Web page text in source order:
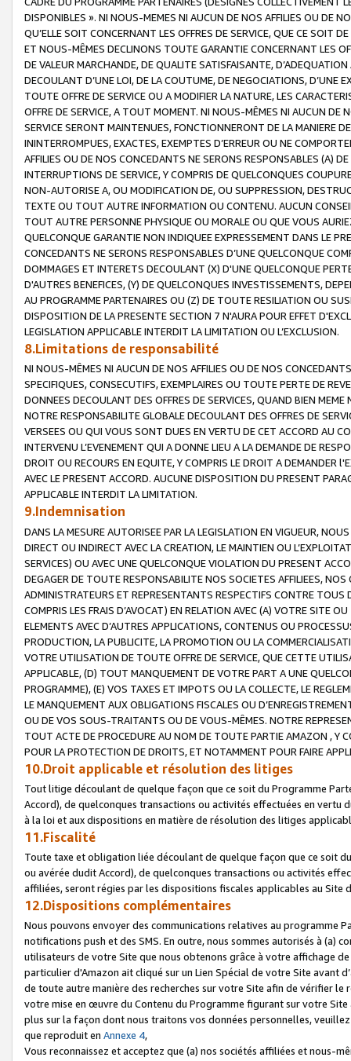
DISPONIBLES ». NI NOUS-MEMES NI AUCUN DE NOS AFFILIES OU DE
QU’ELLE SOIT CONCERNANT LES OFFRES DE SERVICE, QUE CE SOIT
ET NOUS-MÊMES DECLINONS TOUTE GARANTIE CONCERNANT LES
DE VALEUR MARCHANDE, DE QUALITE SATISFAISANTE,
DECOULANT D’UNE LOI, DE LA COUTUME, DE NEGOCIATIONS, D’UNE
TOUTE OFFRE DE SERVICE OU A MODIFIER LA NATURE, LES
OFFRE DE SERVICE, A TOUT MOMENT. NI NOUS-MÊMES NI AUCUN DE
SERVICE SERONT MAINTENUES, FONCTIONNERONT DE LA MANIERE
ININTERROMPUES, EXACTES, EXEMPTES D’ERREUR OU NE
AFFILIES OU DE NOS CONCEDANTS NE SERONS RESPONSABLES (A)
INTERRUPTIONS DE SERVICE, Y COMPRIS DE QUELCONQUES
NON-AUTORISE A, OU MODIFICATION DE, OU SUPPRESSION,
TEXTE OU TOUT AUTRE INFORMATION OU CONTENU. AUCUN
TOUT AUTRE PERSONNE PHYSIQUE OU MORALE OU QUE VOUS
QUELCONQUE GARANTIE NON INDIQUEE EXPRESSEMENT DANS LE
CONCEDANTS NE SERONS RESPONSABLES D’UNE QUELCONQUE
DOMMAGES ET INTERETS DECOULANT (X) D'UNE QUELCONQUE
D'AUTRES BENEFICES, (Y) DE QUELCONQUES INVESTISSEMENTS,
AU PROGRAMME PARTENAIRES OU (Z) DE TOUTE RESILIATION OU
DISPOSITION DE LA PRESENTE SECTION 7 N'AURA POUR EFFET
LEGISLATION APPLICABLE INTERDIT LA LIMITATION OU L’EXCLUSION.
8.Limitations de responsabilité
NI NOUS-MÊMES NI AUCUN DE NOS AFFILIES OU DE NOS
SPECIFIQUES, CONSECUTIFS, EXEMPLAIRES OU TOUTE PERTE DE
DONNEES DECOULANT DES OFFRES DE SERVICES, QUAND BIEN
NOTRE RESPONSABILITE GLOBALE DECOULANT DES OFFRES DE
VERSEES OU QUI VOUS SONT DUES EN VERTU DE CET ACCORD AU
INTERVENU L’EVENEMENT QUI A DONNE LIEU A LA DEMANDE DE
DROIT OU RECOURS EN EQUITE, Y COMPRIS LE DROIT A DEMANDER
AVEC LE PRESENT ACCORD. AUCUNE DISPOSITION DU PRESENT
APPLICABLE INTERDIT LA LIMITATION.
9.Indemnisation
DANS LA MESURE AUTORISEE PAR LA LEGISLATION EN VIGUEUR,
DIRECT OU INDIRECT AVEC LA CREATION, LE MAINTIEN OU
SERVICES) OU AVEC UNE QUELCONQUE VIOLATION DU PRESENT
DEGAGER DE TOUTE RESPONSABILITE NOS SOCIETES AFFILIEES,
ADMINISTRATEURS ET REPRESENTANTS RESPECTIFS CONTRE
COMPRIS LES FRAIS D’AVOCAT) EN RELATION AVEC (A) VOTRE SITE
ELEMENTS AVEC D’AUTRES APPLICATIONS, CONTENUS OU
PRODUCTION, LA PUBLICITE, LA PROMOTION OU LA
VOTRE UTILISATION DE TOUTE OFFRE DE SERVICE, QUE CETTE
APPLICABLE, (D) TOUT MANQUEMENT DE VOTRE PART A UNE
PROGRAMME), (E) VOS TAXES ET IMPOTS OU LA COLLECTE, LE
LE MANQUEMENT AUX OBLIGATIONS FISCALES OU
OU DE VOS SOUS-TRAITANTS OU DE VOUS-MÊMES. NOTRE
TOUT ACTE DE PROCEDURE AU NOM DE TOUTE PARTIE AMAZON , Y
POUR LA PROTECTION DE DROITS, ET NOTAMMENT POUR FAIRE
10.Droit applicable et résolution des litiges
Tout litige découlant de quelque façon que ce soit du Programme
Accord), de quelconques transactions ou activités effectuées en vertu
à la loi et aux dispositions en matière de résolution des litiges
11.Fiscalité
Toute taxe et obligation liée découlant de quelque façon que ce soit
ou avérée dudit Accord), de quelconques transactions ou activités
affiliées, seront régies par les dispositions fiscales applicables au Site
12.Dispositions complémentaires
Nous pouvons envoyer des communications relatives au programme
notifications push et des SMS. En outre, nous sommes autorisés à
utilisateurs de votre Site que nous obtenons grâce à votre affichage
particulier d'Amazon ait cliqué sur un Lien Spécial de votre Site avant
de toute autre manière des recherches sur votre Site afin de vérifier
votre mise en œuvre du Contenu du Programme figurant sur votre
plus sur la façon dont nous traitons vos données personnelles,
que reproduit en Annexe 4,
Vous reconnaissez et acceptez que (a) nos sociétés affiliées et nous-